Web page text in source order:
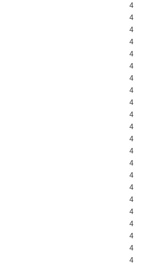
4
4
4
4
4
4
4
4
4
4
4
4
4
4
4
4
4
4
4
4
4
4